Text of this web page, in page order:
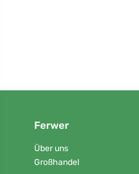
Ferwer
Über uns
Großhandel